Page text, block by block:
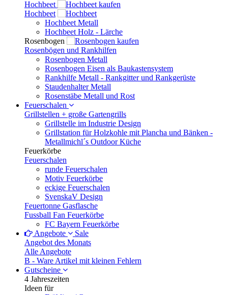
Hochbeet
Hochbeet
Hochbeet Metall
Hochbeet Holz - Lärche
Rosenbogen
Rosenbögen und Rankhilfen
Rosenbogen Metall
Rosenbogen Eisen als Baukastensystem
Rankhilfe Metall - Rankgitter und Rankgerüste
Staudenhalter Metall
Rosenstäbe Metall und Rost
Feuerschalen
Grillstellen + große Gartengrills
Grillstelle im Industrie Design
Grillstation für Holzkohle mit Plancha und Bänken -
Metallmichl´s Outdoor Küche
Feuerkörbe
Feuerschalen
runde Feuerschalen
Motiv Feuerkörbe
eckige Feuerschalen
SvenskaV Design
Feuertonne Gasflasche
Fussball Fan Feuerkörbe
FC Bayern Feuerkörbe
Angebote
Sale
Angebot des Monats
Alle Angebote
B - Ware Artikel mit kleinen Fehlern
Gutscheine
4 Jahreszeiten
Ideen für